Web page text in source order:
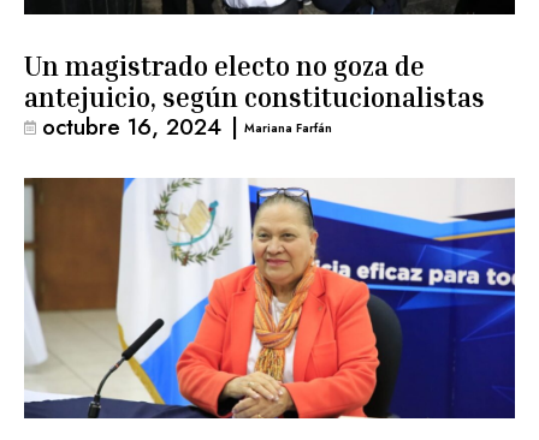
Un magistrado electo no goza de
antejuicio, según constitucionalistas
octubre 16, 2024 | Mariana Farfán